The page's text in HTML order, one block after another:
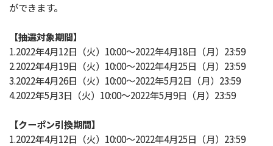
ができます。
【抽選対象期間】
1.2022年4月12日（火）10:00～2022年4月18日（月）23:59
2.2022年4月19日（火）10:00～2022年4月25日（月）23:59
3.2022年4月26日（火）10:00～2022年5月2日（月）23:59
4.2022年5月3日（火）10:00～2022年5月9日（月）23:59
【クーポン引換期間】
1.2022年4月12日（火）10:00～2022年4月25日（月）23:59